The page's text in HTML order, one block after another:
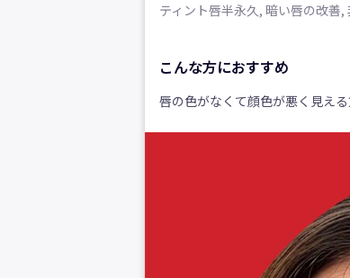
ティント唇半永久, 暗い唇の改善
こんな方におすすめ
唇の色がなくて顔色が悪く見え